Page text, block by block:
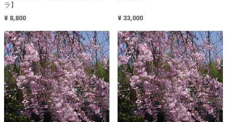
ラ】
¥ 8,800
¥ 33,000